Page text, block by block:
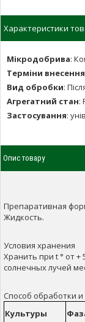
Характеристики
Мікродобрива:
Терміни
Вид обробки:
Агрегатний стан:
Застосування:
Опис товару
Препаративная
Жидкость.
Условия хранения
Хранить при t ° от
солнечных лучей
Способ обработки
Культуры